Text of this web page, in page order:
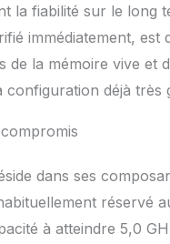
la fiabilité sur le long
immédiatement,
la mémoire vive et
déjà très
dans ses
réservé
à atteindre 5,0